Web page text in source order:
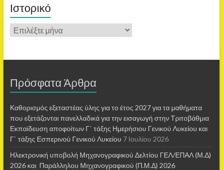
Ιστορικό
Πρόσφατα Άρθρα
Καθορισμός εξεταστέας ύλης για το έτος 2027 για τα μαθήματα
που εξετάζονται πανελλαδικά για την εισαγωγή στην Τριτοβάθμια
Εκπαίδευση αποφοίτων Γ΄ τάξης Ημερήσιου Γενικού Λυκείου και
Γ΄ τάξης Εσπερινού Γενικού Λυκείου 7 Ιουλίου 2026
Ηλεκτρονική υποβολή Μηχανογραφικού Δελτίου ΓΕΛ/ΕΠΑΛ (Μ.Δ)
2026 και Παράλληλου Μηχανογραφικού (Π.Μ.Δ) 2026